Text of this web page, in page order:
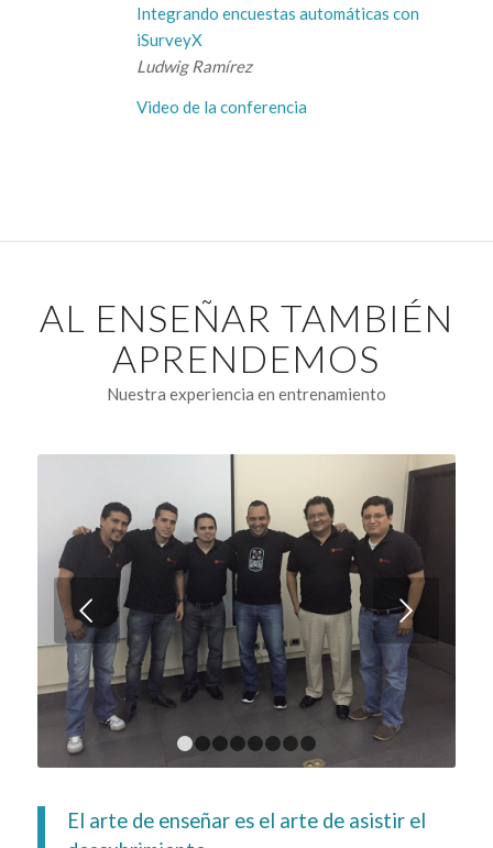
Integrando encuestas automáticas con
iSurveyX
Ludwig Ramírez
Video de la conferencia
AL ENSEÑAR TAMBIÉN
APRENDEMOS
Nuestra experiencia en entrenamiento
Next